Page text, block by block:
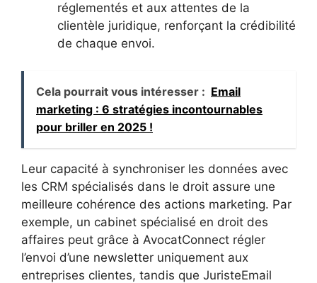
réglementés et aux attentes de la
clientèle juridique, renforçant la crédibilité
de chaque envoi.
Cela pourrait vous intéresser : Email
marketing : 6 stratégies incontournables
pour briller en 2025 !
Leur capacité à synchroniser les données avec
les CRM spécialisés dans le droit assure une
meilleure cohérence des actions marketing. Par
exemple, un cabinet spécialisé en droit des
affaires peut grâce à AvocatConnect régler
l’envoi d’une newsletter uniquement aux
entreprises clientes, tandis que JuristeEmail